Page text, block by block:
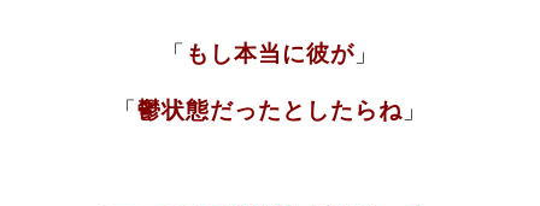
「 もし本当に彼が 」
「 鬱状態だったとしたらね 」